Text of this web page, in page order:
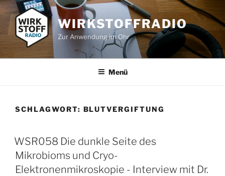
Zum
Inhalt
springen
WIRKSTOFFRADIO
Zur Anwendung im Ohr
Menü
SCHLAGWORT: BLUTVERGIFTUNG
WSR058 Die dunkle Seite des
Mikrobioms und Cryo-
Elektronenmikroskopie - Interview mit Dr.